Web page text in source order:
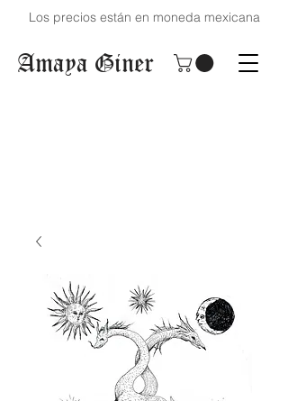
Los precios están en moneda mexicana
Amaya Giner